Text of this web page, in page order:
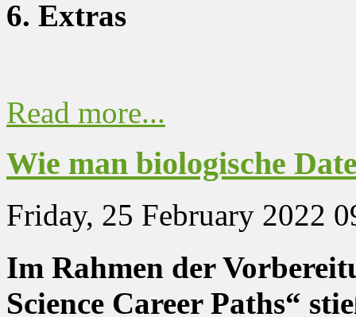
6. Extras
Read more...
Wie man biologische
Friday, 25 February 2022
Im Rahmen der
Science Career Paths“